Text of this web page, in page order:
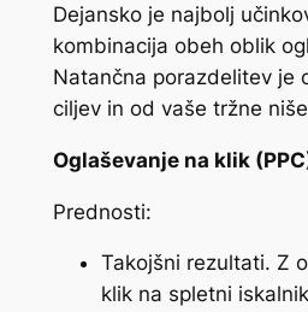
Dejansko je najbolj
kombinacija obeh oblik
Natančna porazdelitev je
ciljev in od vaše tržne
Oglaševanje na klik
Prednosti:
Takojšni rezultati. Z
klik na spletni